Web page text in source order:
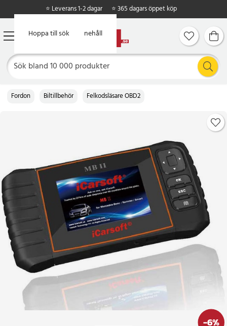
Hoppa till huvudinnehåll
Hoppa till sök
⭐ Leverans 1-2 dagar ⭐ 365 dagars öppet köp
Fordon Biltillbehör Felkodsläsare OBD2
-6%